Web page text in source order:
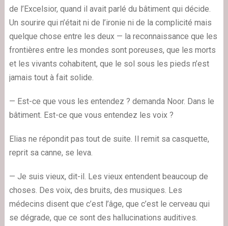
de l’Excelsior, quand il avait parlé du bâtiment qui décide.
Un sourire qui n’était ni de l’ironie ni de la complicité mais
quelque chose entre les deux — la reconnaissance que les
frontières entre les mondes sont poreuses, que les morts
et les vivants cohabitent, que le sol sous les pieds n’est
jamais tout à fait solide.
— Est-ce que vous les entendez ? demanda Noor. Dans le
bâtiment. Est-ce que vous entendez les voix ?
Elias ne répondit pas tout de suite. Il remit sa casquette,
reprit sa canne, se leva.
— Je suis vieux, dit-il. Les vieux entendent beaucoup de
choses. Des voix, des bruits, des musiques. Les
médecins disent que c’est l’âge, que c’est le cerveau qui
se dégrade, que ce sont des hallucinations auditives.